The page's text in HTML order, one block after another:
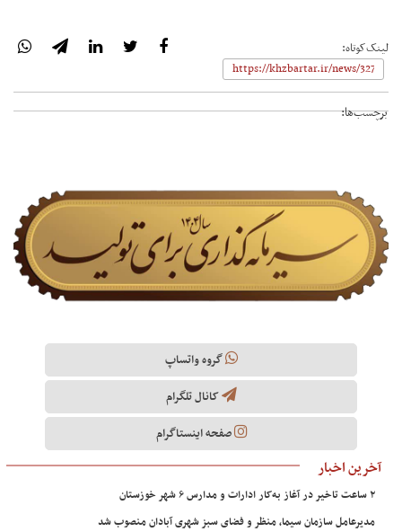
لینک‌کوتاه:
برچسب‌ها:
گروه واتساپ
کانال تلگرام
صفحه اینستاگرام
آخرین اخبار
۲ ساعت تاخیر در آغاز به‌کار ادارات و مدارس ۶ شهر خوزستان
مدیرعامل سازمان سیما، منظر و فضای سبز شهری آبادان منصوب شد